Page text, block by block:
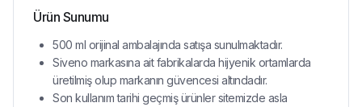
Ürün Sunumu
500 ml orijinal ambalajında satışa sunulmaktadır.
Siveno markasına ait fabrikalarda hijyenik ortamlarda
üretilmiş olup markanın güvencesi altındadır.
Son kullanım tarihi geçmiş ürünler sitemizde asla